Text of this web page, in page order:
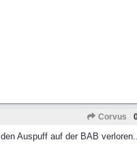
Corvus
Auspuff auf der BAB